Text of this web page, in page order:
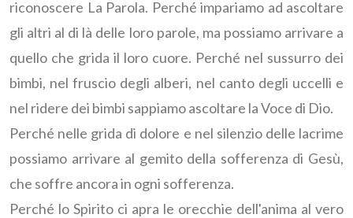
riconoscere La Parola. Perché impariamo ad ascoltare
gli altri al di là delle loro parole, ma possiamo arrivare a
quello che grida il loro cuore. Perché nel sussurro dei
bimbi, nel fruscio degli alberi, nel canto degli uccelli e
nel ridere dei bimbi sappiamo ascoltare la Voce di Dio.
Perché nelle grida di dolore e nel silenzio delle lacrime
possiamo arrivare al gemito della sofferenza di Gesù,
che soffre ancora in ogni sofferenza.
Perché lo Spirito ci apra le orecchie dell'anima al vero